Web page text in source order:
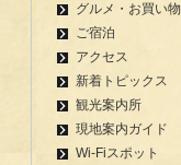
グルメ・お買い物
ご宿泊
アクセス
新着トピックス
観光案内所
現地案内ガイド
Wi-Fiスポット